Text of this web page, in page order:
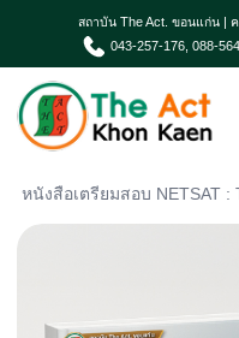
สถาบัน The Act. ขอนแก่น |
043-257-176, 088-
หน้าแรก
เกี่ยวกับเรา
ผลงานน้องค่าย The Act
TCAS News & กิจกรรม
หนังสือเตรียมสอบ NETSAT :